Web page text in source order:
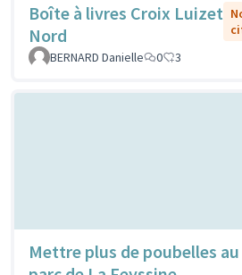
Boîte à livres Croix Luizet
Nord
BERNARD Danielle
0 3
Mettre plus de poubelles au